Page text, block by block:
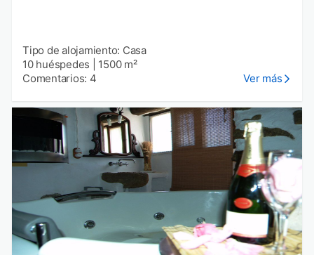
Tipo de alojamiento: Casa
10 huéspedes
1500 m²
Comentarios: 4
Ver más